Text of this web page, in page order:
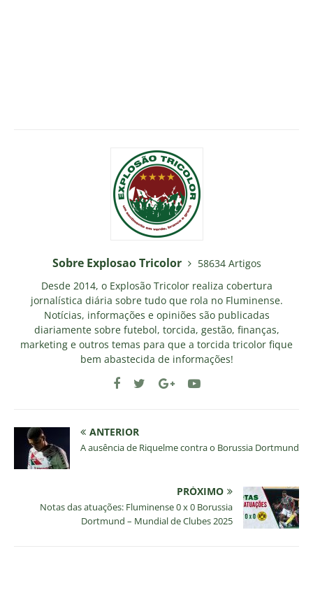
Sobre Explosao Tricolor
58634 Artigos
Desde 2014, o Explosão Tricolor realiza cobertura
jornalística diária sobre tudo que rola no Fluminense.
Notícias, informações e opiniões são publicadas
diariamente sobre futebol, torcida, gestão, finanças,
marketing e outros temas para que a torcida tricolor fique
bem abastecida de informações!
ANTERIOR
A ausência de Riquelme contra o Borussia Dortmund
PRÓXIMO
Notas das atuações: Fluminense 0 x 0 Borussia
Dortmund – Mundial de Clubes 2025